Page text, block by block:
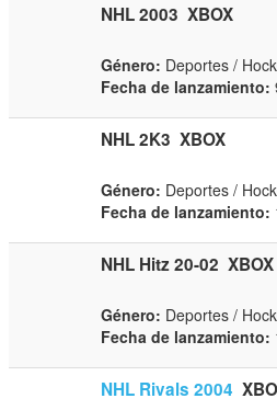
NHL 2003 XBOX
Género: Deportes /
Fecha de lanzamiento:
NHL 2K3 XBOX
Género: Deportes /
Fecha de lanzamiento:
NHL Hitz 20-02 XBOX
Género: Deportes /
Fecha de lanzamiento:
NHL Rivals 2004